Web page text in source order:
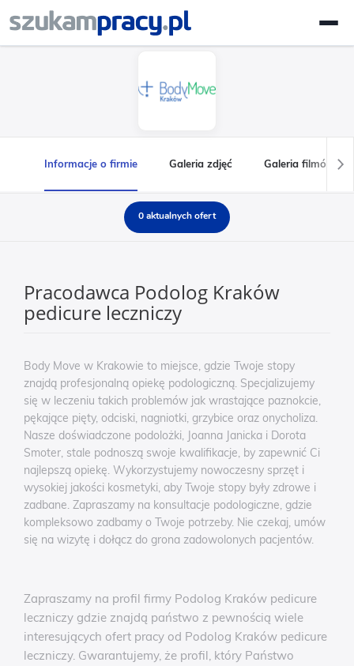
Informacje o firmie Galeria zdjęć Galeria filmów
0 aktualnych ofert
Pracodawca Podolog Kraków
pedicure leczniczy
Body Move w Krakowie to miejsce, gdzie Twoje stopy
znajdą profesjonalną opiekę podologiczną. Specjalizujemy
się w leczeniu takich problemów jak wrastające paznokcie,
pękające pięty, odciski, nagniotki, grzybice oraz onycholiza.
Nasze doświadczone podolożki, Joanna Janicka i Dorota
Smoter, stale podnoszą swoje kwalifikacje, by zapewnić Ci
najlepszą opiekę. Wykorzystujemy nowoczesny sprzęt i
wysokiej jakości kosmetyki, aby Twoje stopy były zdrowe i
zadbane. Zapraszamy na konsultacje podologiczne, gdzie
kompleksowo zadbamy o Twoje potrzeby. Nie czekaj, umów
się na wizytę i dołącz do grona zadowolonych pacjentów.
Zapraszamy na profil firmy Podolog Kraków pedicure
leczniczy gdzie znajdą państwo z pewnością wiele
interesujących ofert pracy od Podolog Kraków pedicure
leczniczy. Gwarantujemy, że profil, który Państwo